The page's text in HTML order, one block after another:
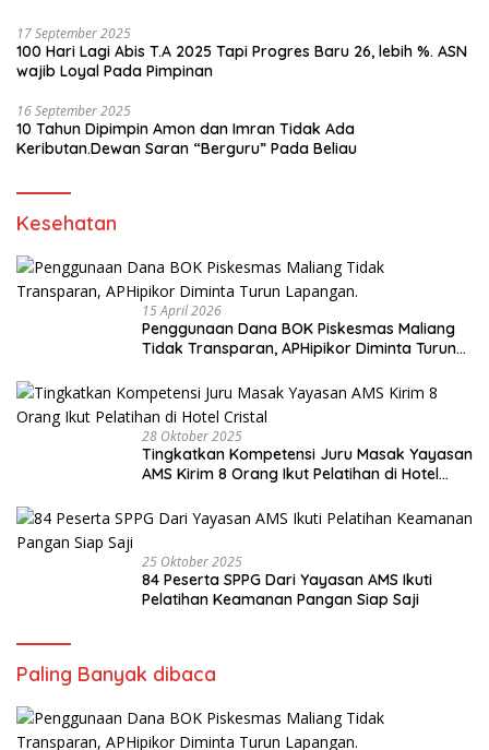
17 September 2025
100 Hari Lagi Abis T.A 2025 Tapi Progres Baru 26, lebih %. ASN
wajib Loyal Pada Pimpinan
16 September 2025
10 Tahun Dipimpin Amon dan Imran Tidak Ada
Keributan.Dewan Saran “Berguru” Pada Beliau
Kesehatan
15 April 2026
Penggunaan Dana BOK Piskesmas Maliang
Tidak Transparan, APHipikor Diminta Turun
28 Oktober 2025
Tingkatkan Kompetensi Juru Masak Yayasan
AMS Kirim 8 Orang Ikut Pelatihan di Hotel
25 Oktober 2025
84 Peserta SPPG Dari Yayasan AMS Ikuti
Pelatihan Keamanan Pangan Siap Saji
Paling Banyak dibaca